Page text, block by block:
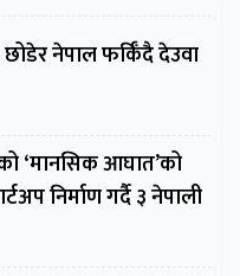
नेपाल फर्किँदै देउवा
‘मानसिक आघात’को
निर्माण गर्दै ३ नेपाली